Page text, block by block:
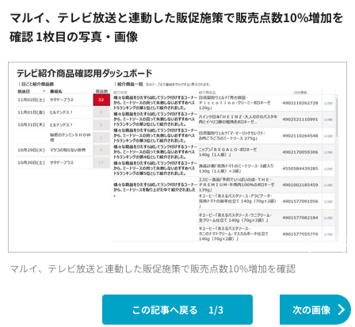
マルイ、テレビ放送と連動した販促施策で販売点数10%増加を
確認 1枚目の写真・画像
マルイ、テレビ放送と連動した販促施策で販売点数10%増加を確認
次の画像
この記事へ戻る 1/3